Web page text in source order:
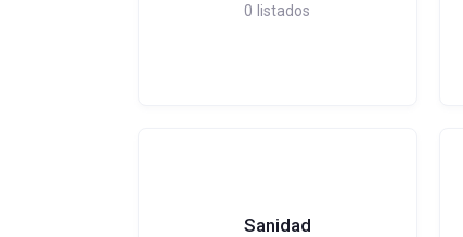
0 listados
Sanidad